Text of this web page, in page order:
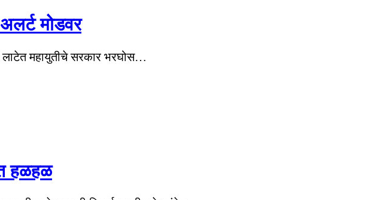
मोडवर
लाटेत महायुतीचे सरकार भरघोस…
हळहळ